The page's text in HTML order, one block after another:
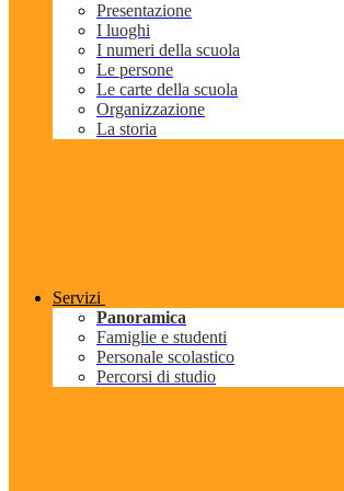
Presentazione
I luoghi
I numeri della scuola
Le persone
Le carte della scuola
Organizzazione
La storia
Servizi
Panoramica
Famiglie e studenti
Personale scolastico
Percorsi di studio